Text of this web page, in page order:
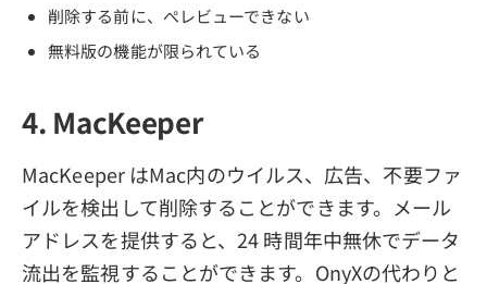
削除する前に、ぺレビューできない
無料版の機能が限られている
4. MacKeeper
MacKeeper はMac内のウイルス、広告、不要ファ
イルを検出して削除することができます。メール
アドレスを提供すると、24 時間年中無休でデータ
流出を監視することができます。OnyXの代わりと